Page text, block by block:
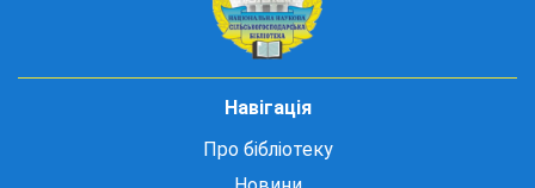
Навігація
Про бібліотеку